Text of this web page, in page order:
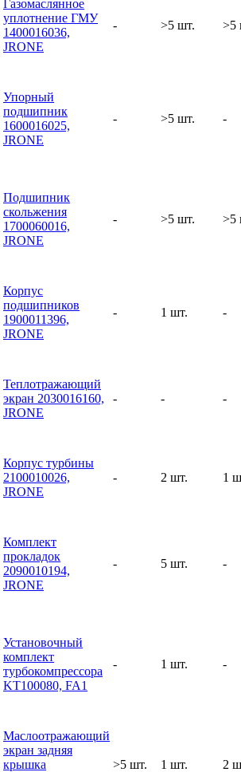
Газомаслянное
уплотнение ГМУ
1400016036,
JRONE
- >5 шт. >5
Упорный
подшипник
1600016025,
JRONE
- >5 шт. -
Подшипник
скольжения
1700060016,
JRONE
- >5 шт. >5
Корпус
подшипников
1900011396,
JRONE
- 1 шт. -
Теплотражающий
экран 2030016160,
JRONE
- - -
Корпус турбины
2100010026,
JRONE
- 2 шт. 1
Комплект
прокладок
2090010194,
JRONE
- 5 шт. -
Установочный
комплект
турбокомпрессора
KT100080, FA1
- 1 шт. -
Маслоотражающий
экран задняя
крышка
>5 шт. 1 шт. 2